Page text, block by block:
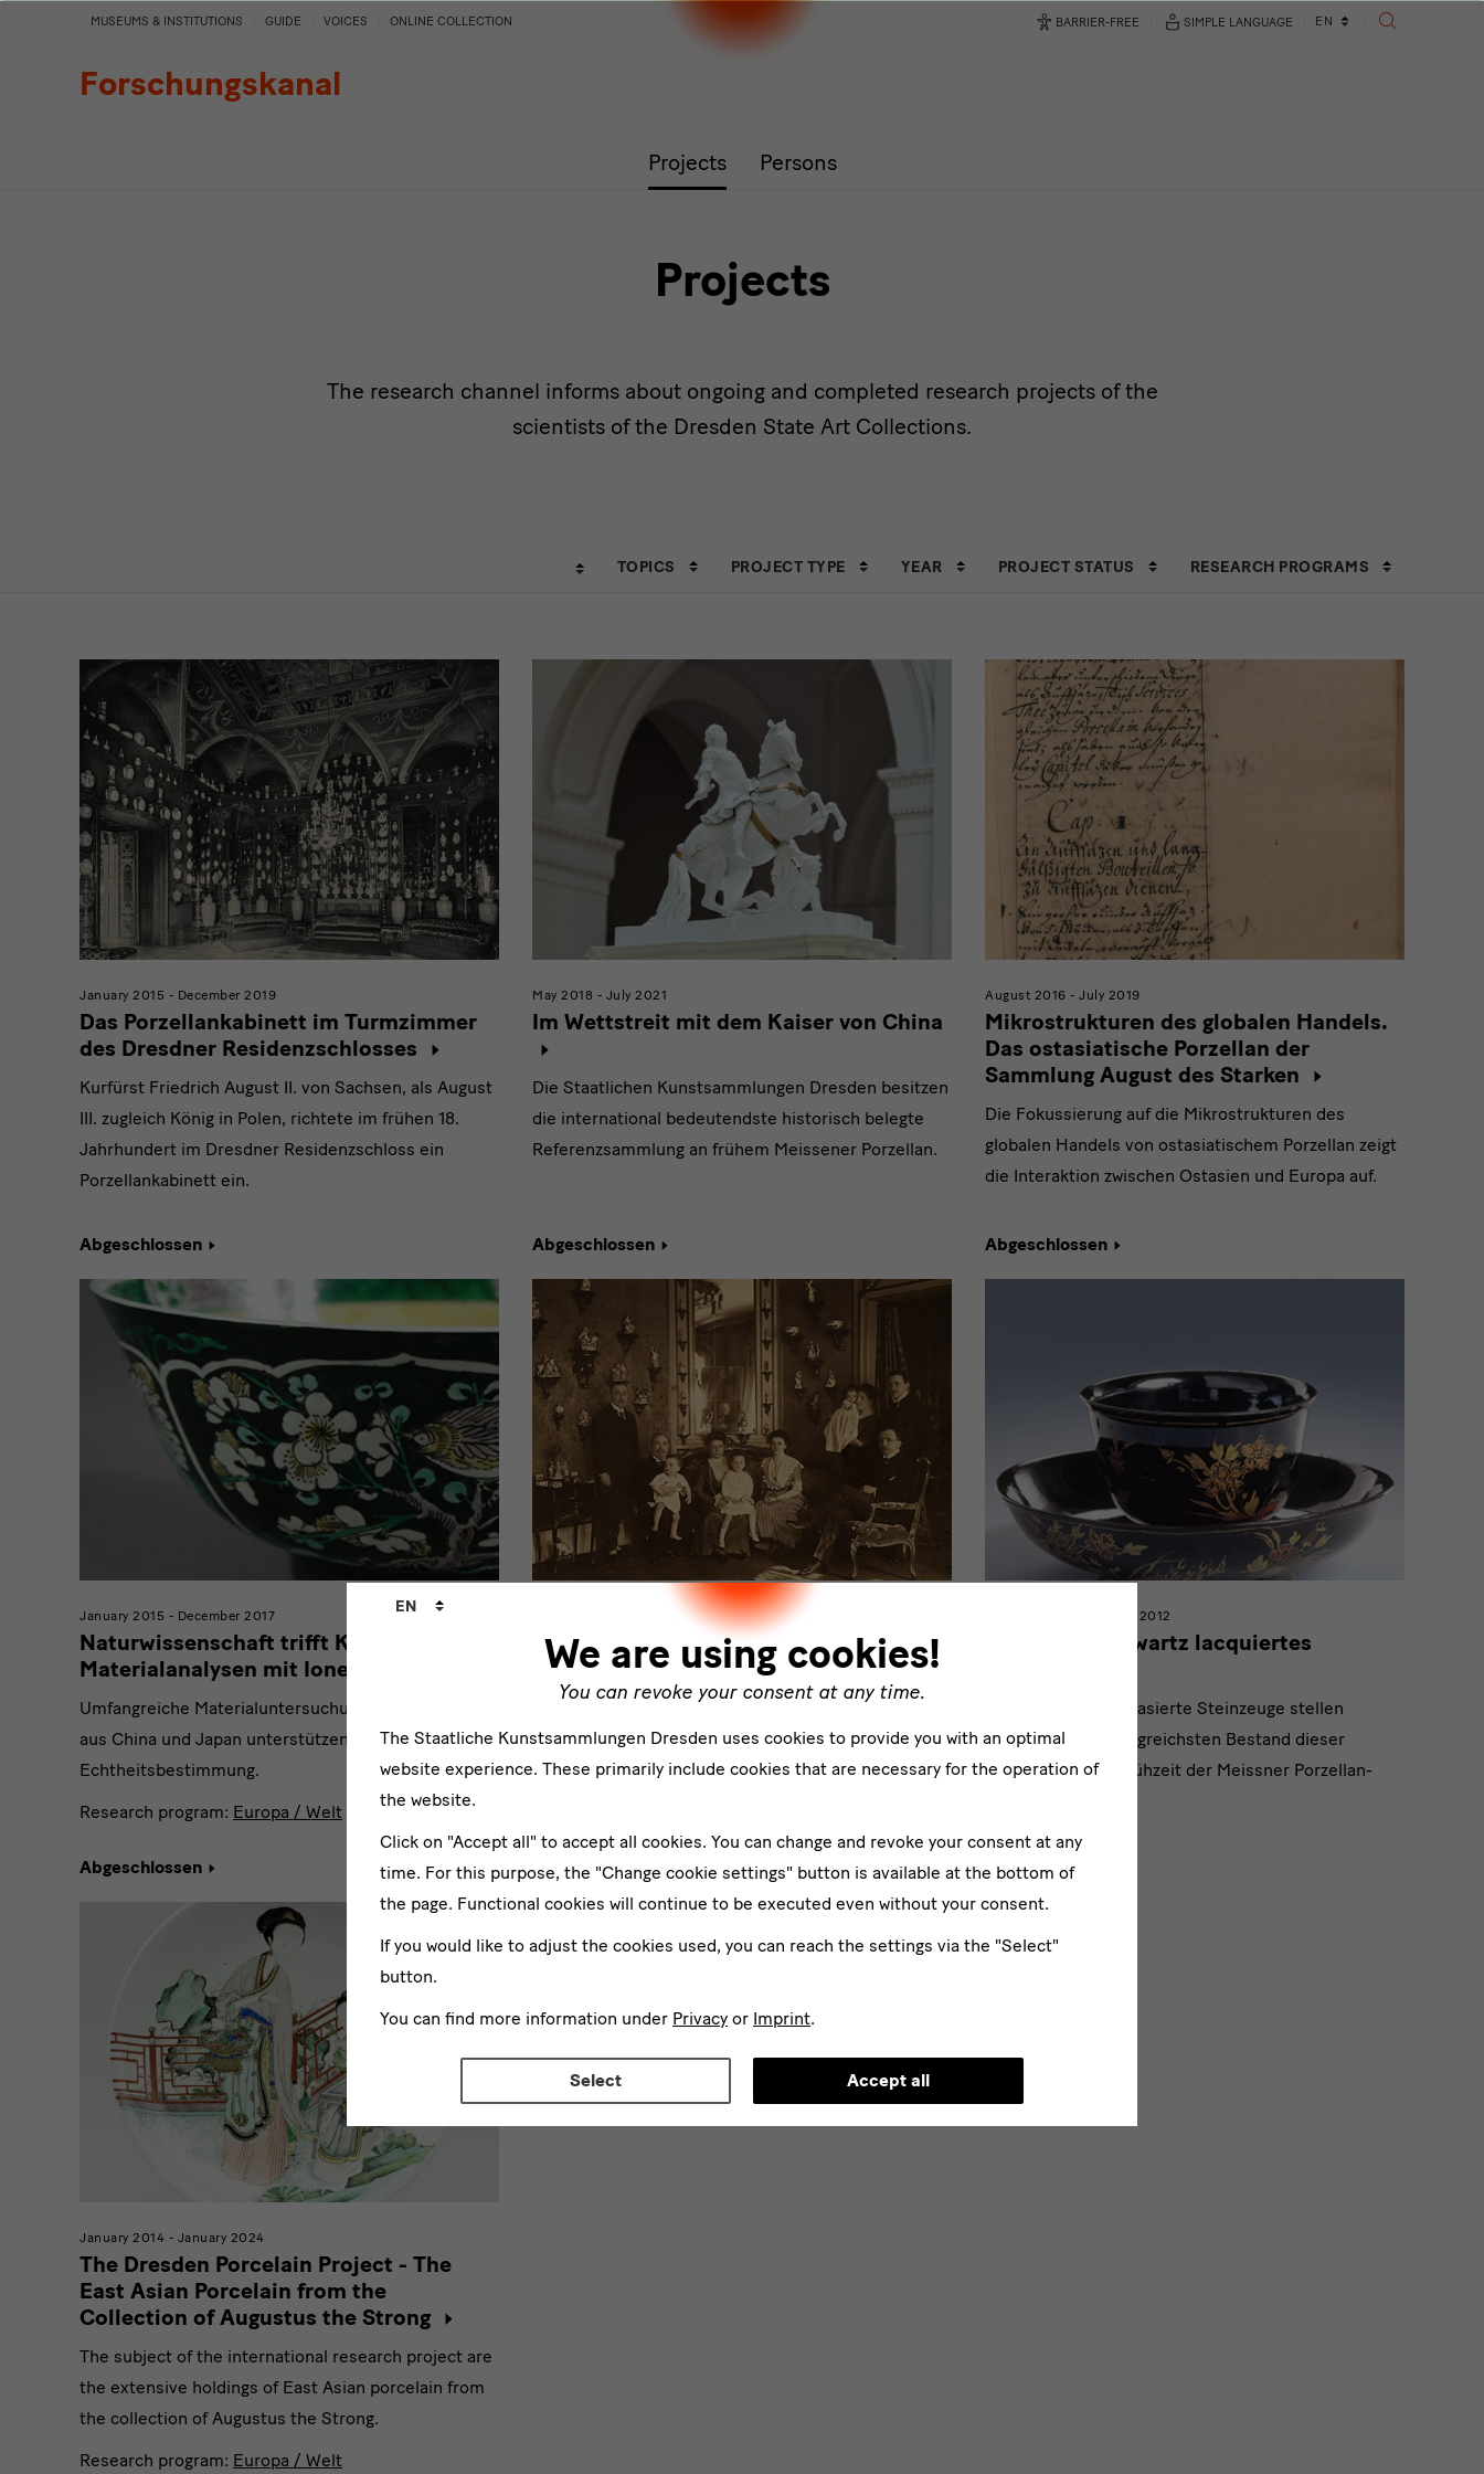
Forschungskanal
Projects
Projects Persons
MUSEUMS & INSTITUTIONS GUIDE VOICES ONLINE COLLECTION BARRIER-FREE SIMPLE LANGUAGE
Language
EN
SEARCH
Projects
The research channel informs about ongoing and completed research projects of the
scientists of the Dresden State Art Collections.
TOPICS PROJECT TYPE YEAR PROJECT STATUS RESEARCH PROGRAMS
Modulüberschrift
January 2015 - December 2019
Das Porzellankabinett im Turmzimmer
des Dresdner Residenzschlosses
Kurfürst Friedrich August II. von Sachsen, als August
III. zugleich König in Polen, richtete im frühen 18.
Jahrhundert im Dresdner Residenzschloss ein
Porzellankabinett ein.
Abgeschlossen
May 2018 - July 2021
Im Wettstreit mit dem Kaiser von China
Die Staatlichen Kunstsammlungen Dresden besitzen
die international bedeutendste historisch belegte
Referenzsammlung an frühem Meissener Porzellan.
Abgeschlossen
August 2016 - July 2019
Mikrostrukturen des globalen Handels.
Das ostasiatische Porzellan der
Sammlung August des Starken
Die Fokussierung auf die Mikrostrukturen des
globalen Handels von ostasiatischem Porzellan zeigt
die Interaktion zwischen Ostasien und Europa auf.
Abgeschlossen
January 2015 - December 2017
Naturwissenschaft trifft Kunst:
Materialanalysen mit Ionenstrahlen
Umfangreiche Materialuntersuchungen von Objekten
aus China und Japan unterstützen die Alters- und
Echtheitsbestimmung.
Research program: Europa / Welt
Abgeschlossen
November 2019 - September 2021
Rekonstruktion der Porzellansammlung
Gustav von Klemperers
Auf der Grundlage des Sammlungskatalogs von 1928
und weiterer Quellen konnte die Dresdner
Porzellansammlung 1991 und 2010 Porzellan an die
Abgeschlossen
January 2005 - January 2012
Sächsisch schwartz lacquiertes
Etwa 135 schwarz glasierte Steinzeuge stellen
weltweit den umfangreichsten Bestand dieser
Gattung aus der Frühzeit der Meissner Porzellan-
Abgeschlossen
January 2014 - January 2024
The Dresden Porcelain Project - The
East Asian Porcelain from the
Collection of Augustus the Strong
The subject of the international research project are
the extensive holdings of East Asian porcelain from
the collection of Augustus the Strong.
Research program: Europa / Welt
We are using cookies!
You can revoke your consent at any time.
Language
EN
The Staatliche Kunstsammlungen Dresden uses cookies to provide you with an optimal
website experience. These primarily include cookies that are necessary for the operation of
the website.
Click on "Accept all" to accept all cookies. You can change and revoke your consent at any
time. For this purpose, the "Change cookie settings" button is available at the bottom of
the page. Functional cookies will continue to be executed even without your consent.
If you would like to adjust the cookies used, you can reach the settings via the "Select"
button.
You can find more information under Privacy or Imprint.
Select Accept all